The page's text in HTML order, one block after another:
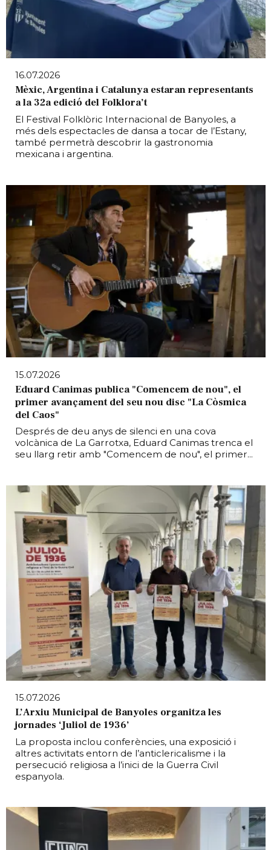
16.07.2026
Mèxic, Argentina i Catalunya estaran representants
a la 32a edició del Folklora’t
El Festival Folklòric Internacional de Banyoles, a
més dels espectacles de dansa a tocar de l’Estany,
també permetrà descobrir la gastronomia
mexicana i argentina.
15.07.2026
Eduard Canimas publica "Comencem de nou", el
primer avançament del seu nou disc "La Còsmica
del Caos"
Després de deu anys de silenci en una cova
volcànica de La Garrotxa, Eduard Canimas trenca el
seu llarg retir amb "Comencem de nou", el primer...
15.07.2026
L’Arxiu Municipal de Banyoles organitza les
jornades ‘Juliol de 1936’
La proposta inclou conferències, una exposició i
altres activitats entorn de l’anticlericalisme i la
persecució religiosa a l’inici de la Guerra Civil
espanyola.